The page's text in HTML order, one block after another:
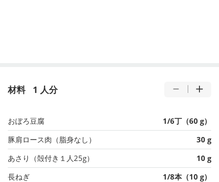
材料 1 人分
おぼろ豆腐
1/6丁（60 g）
豚肩ロース肉（脂身なし）
30 g
あさり（殻付き１人25g）
10 g
長ねぎ
1/8本（10 g）